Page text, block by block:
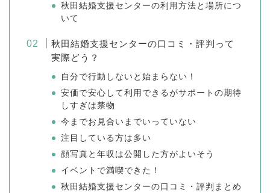
秋田結婚支援センターの利用方法と場所につ
いて
秋田結婚支援センターの口コミ・評判って
実際どう？
自分で行動しないと始まらない！
安価で安心して利用できるがサポートの期待
しすぎは禁物
今までお見合いまでいっていない
注目している方は多い
顔写真と年収は公開した方がよいそう
イベントで満喫できた！
秋田結婚支援センターの口コミ・評判まとめ